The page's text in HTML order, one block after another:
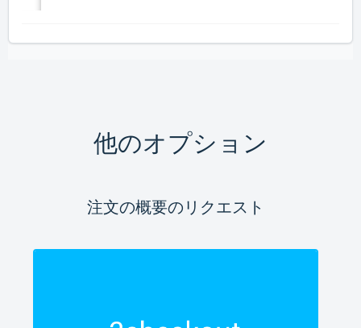
他のオプション
注文の概要のリクエスト